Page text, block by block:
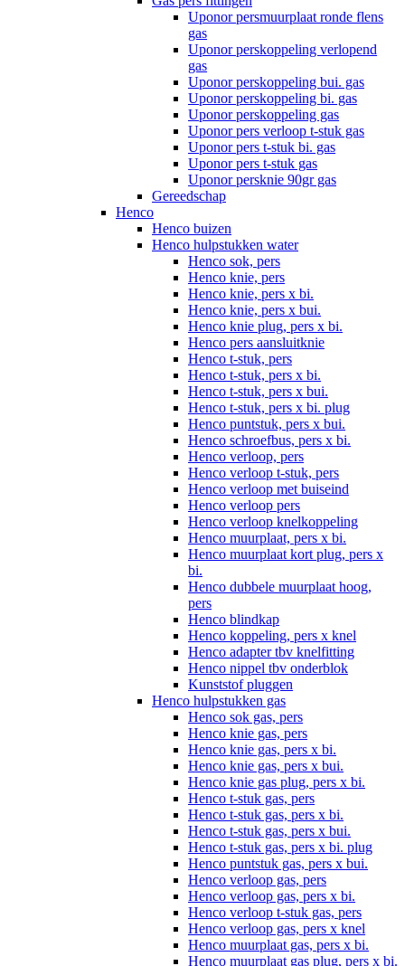
Uponor persmuurplaat ronde flens
gas
Uponor perskoppeling verlopend
gas
Uponor perskoppeling bui. gas
Uponor perskoppeling bi. gas
Uponor perskoppeling gas
Uponor pers verloop t-stuk gas
Uponor pers t-stuk bi. gas
Uponor pers t-stuk gas
Uponor persknie 90gr gas
Gereedschap
Henco
Henco buizen
Henco hulpstukken water
Henco sok, pers
Henco knie, pers
Henco knie, pers x bi.
Henco knie, pers x bui.
Henco knie plug, pers x bi.
Henco pers aansluitknie
Henco t-stuk, pers
Henco t-stuk, pers x bi.
Henco t-stuk, pers x bui.
Henco t-stuk, pers x bi. plug
Henco puntstuk, pers x bui.
Henco schroefbus, pers x bi.
Henco verloop, pers
Henco verloop t-stuk, pers
Henco verloop met buiseind
Henco verloop pers
Henco verloop knelkoppeling
Henco muurplaat, pers x bi.
Henco muurplaat kort plug, pers x
bi.
Henco dubbele muurplaat hoog,
pers
Henco blindkap
Henco koppeling, pers x knel
Henco adapter tbv knelfitting
Henco nippel tbv onderblok
Kunststof pluggen
Henco hulpstukken gas
Henco sok gas, pers
Henco knie gas, pers
Henco knie gas, pers x bi.
Henco knie gas, pers x bui.
Henco knie gas plug, pers x bi.
Henco t-stuk gas, pers
Henco t-stuk gas, pers x bi.
Henco t-stuk gas, pers x bui.
Henco t-stuk gas, pers x bi. plug
Henco puntstuk gas, pers x bui.
Henco verloop gas, pers
Henco verloop gas, pers x bi.
Henco verloop t-stuk gas, pers
Henco verloop gas, pers x knel
Henco muurplaat gas, pers x bi.
Henco muurplaat gas plug, pers x bi.